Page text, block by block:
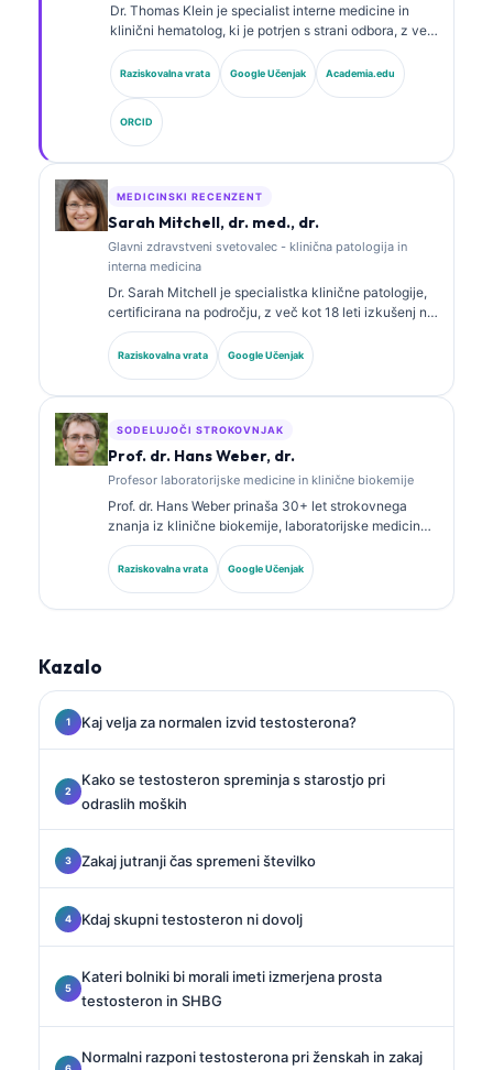
Dr. Thomas Klein je specialist interne medicine in
klinični hematolog, ki je potrjen s strani odbora, z več
kot 15 leti izkušenj na področju laboratorijske
medicine in z analizo kliničnih podatkov s pomočjo
umetne inteligence. Kot glavni medicinski direktor pri
Kantesti AI zagotavlja klinični nadzor nad medicinsko
točnostjo lastniškega nevronskega omrežja. Dr. Klein
je obsežno objavljal na področju interpretacije
biomarkerjev in laboratorijske diagnostike na temo
Raziskovalna vrata Google Učenjak Academia.edu
ORCID
MEDICINSKI RECENZENT
Sarah Mitchell, dr. med., dr.
Glavni zdravstveni svetovalec - klinična patologija in
interna medicina
Dr. Sarah Mitchell je specialistka klinične patologije,
certificirana na področju, z več kot 18 leti izkušenj na
področju laboratorijske medicine in diagnostične
analize. Ima specialna certifikata iz klinične kemije in
je obsežno objavljala o panelih biomarkerjev in
Raziskovalna vrata Google Učenjak
SODELUJOČI STROKOVNJAK
Prof. dr. Hans Weber, dr.
Profesor laboratorijske medicine in klinične biokemije
Prof. dr. Hans Weber prinaša 30+ let strokovnega
znanja iz klinične biokemije, laboratorijske medicine
in raziskav biomarkerjev. Nekdanji predsednik
Nemškega društva za klinično kemijo se osredotoča
na analizo diagnostičnih panelov, standardizacijo
Raziskovalna vrata Google Učenjak
Kazalo
Kaj velja za normalen izvid testosterona?
Kako se testosteron spreminja s starostjo pri
odraslih moških
Zakaj jutranji čas spremeni številko
Kdaj skupni testosteron ni dovolj
Kateri bolniki bi morali imeti izmerjena prosta
testosteron in SHBG
Normalni razponi testosterona pri ženskah in zakaj